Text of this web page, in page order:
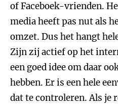
of Faceboek-vrienden.
media heeft pas nut als
omzet. Dus het hangt
Zijn zij actief op het
een goed idee om daar
hebben. Er is een hele
dat te controleren. Als je